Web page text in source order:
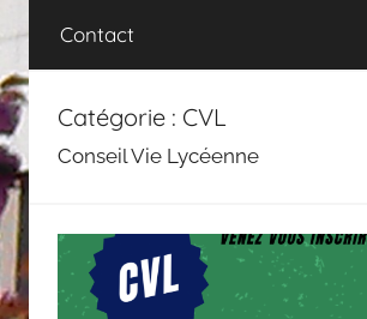
Contact
Catégorie : CVL
Conseil Vie Lycéenne